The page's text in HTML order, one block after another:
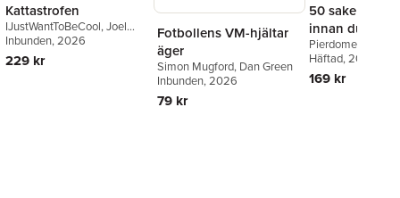
Kattastrofen
IJustWantToBeCool,Joel
Adolphson,Emil Ejdemo
Beer, Victor Beer
Inbunden, 2026
229 kr
Fotbollens VM-hjältar
äger
Simon Mugford, Dan Green
Inbunden, 2026
79 kr
50 saker du
innan du fyller
Pierdomenico
Tommaso
Häftad, 2021
169 kr